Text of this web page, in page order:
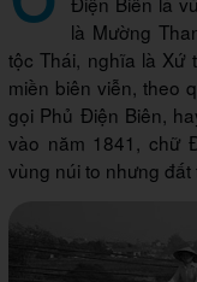
là Mường
tộc Thái, nghĩa là Xứ
miền biên viễn, theo
gọi Phủ Điện Biên,
vào năm 1841, chữ
vùng núi to nhưng đất